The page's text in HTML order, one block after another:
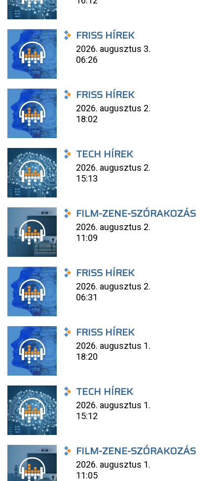
FRISS HÍREK
2026. augusztus 3.
06:26
FRISS HÍREK
2026. augusztus 2.
18:02
TECH HÍREK
2026. augusztus 2.
15:13
FILM-ZENE-SZÓRAKOZÁS
2026. augusztus 2.
11:09
FRISS HÍREK
2026. augusztus 2.
06:31
FRISS HÍREK
2026. augusztus 1.
18:20
TECH HÍREK
2026. augusztus 1.
15:12
FILM-ZENE-SZÓRAKOZÁS
2026. augusztus 1.
11:05